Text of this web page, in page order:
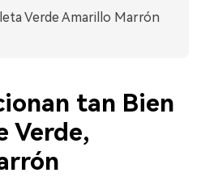
Verde Amarillo Marrón
tan Bien
Verde,